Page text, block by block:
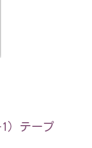
）テープ